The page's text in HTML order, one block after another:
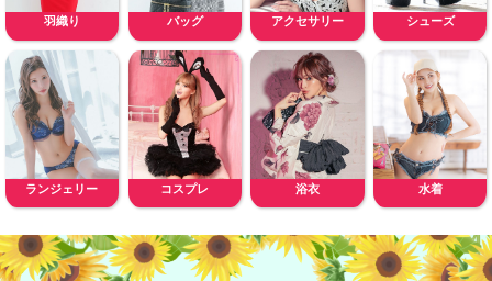
羽織り バッグ アクセサリー シューズ
ランジェリー コスプレ 浴衣 水着